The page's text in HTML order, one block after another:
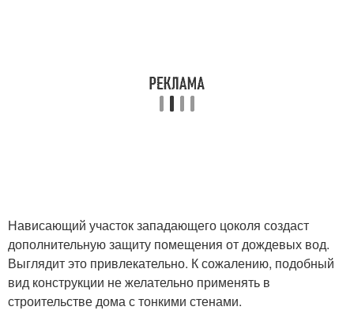
Нависающий участок западающего цоколя создаст
дополнительную защиту помещения от дождевых вод.
Выглядит это привлекательно. К сожалению, подобный
вид конструкции не желательно применять в
строительстве дома с тонкими стенами.